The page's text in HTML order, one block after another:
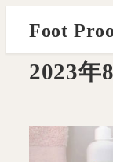
Foot
2023年